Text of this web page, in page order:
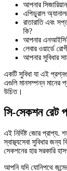
আপনার
এপিডুরাল
রাতারাতি এবং
কি?
আপনার
লেবার ওয়ার্ডে
আপনার সুবিধার
একটি সুবিধা যা এই
এগুলি মানসম্পন্ন মানের
উচিত।
সি-সেকশন রেট
এই নির্দিষ্ট জোর প্রাপ্য.
স্বাস্থ্যসেবা সুবিধার জন্য
সেকশনের হার সরকারি
আপনি যদি যোনিপথে